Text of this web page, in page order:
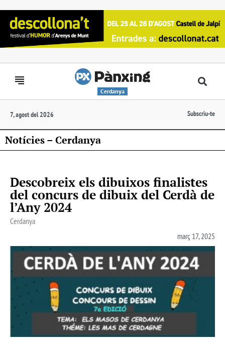
Cerdanya
7, agost del 2026 Subscriu-te
Notícies – Cerdanya
Descobreix els dibuixos finalistes
del concurs de dibuix del Cerdà de
l’Any 2024
Cerdanya
març 17, 2025